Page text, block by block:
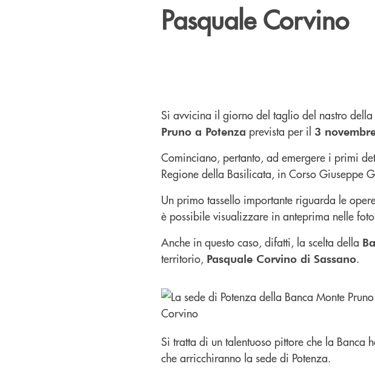
Pasquale Corvino
Si avvicina il giorno del taglio del nastro della
Pruno a Potenza prevista per il 3
Cominciano, pertanto, ad emergere i primi
Regione della Basilicata, in Corso Giuseppe
Un primo tassello importante riguarda le
è possibile visualizzare in anteprima nelle
Anche in questo caso, difatti, la scelta della
territorio, Pasquale Corvino di Sassano.
Si tratta di un talentuoso pittore che la Banca
che arricchiranno la sede di Potenza.